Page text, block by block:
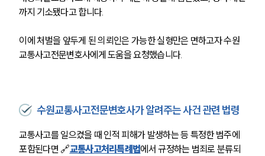
까지 기소됐다고 합니다.
이에 처벌을 앞두게 된 의뢰인은 가능한 실형만은 면하고자 수원
교통사고전문변호사에게 도움을 요청했습니다.
수원교통사고전문변호사가 알려주는 사건 관련 법령
교통사고를 일으켰을 때 인적 피해가 발생하는 등 특정한 범주에
포함된다면 🔗교통사고처리특례법에서 규정하는 범죄로 분류되